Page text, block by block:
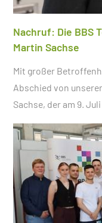
Nachruf: Die BBS
Martin Sachse
Mit großer
Abschied von
Sachse, der am 9.